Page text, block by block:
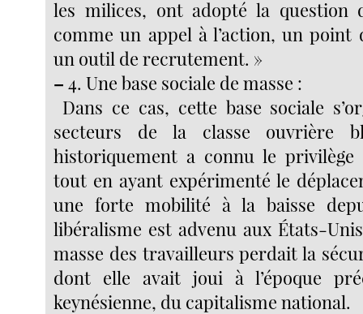
les milices, ont adopté la question
comme un appel à l’action, un
un outil de recrutement. »
– 4. Une base sociale de masse :
Dans ce cas, cette base sociale
secteurs de la classe ouvrière
historiquement a connu le privilège
tout en ayant expérimenté le
une forte mobilité à la baisse
libéralisme est advenu aux États-
masse des travailleurs perdait la
dont elle avait joui à l’époque
keynésienne, du capitalisme national.